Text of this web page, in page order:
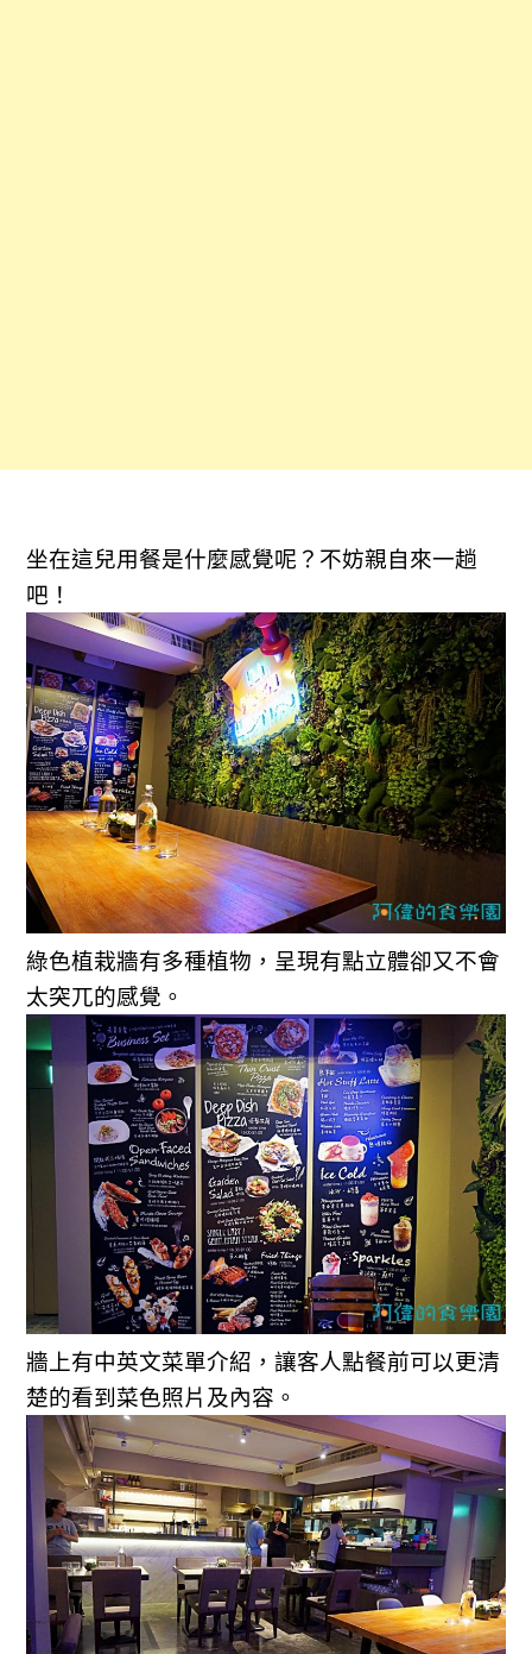
坐在這兒用餐是什麼感覺呢？不妨親自來一趟
吧！
綠色植栽牆有多種植物，呈現有點立體卻又不會
太突兀的感覺。
牆上有中英文菜單介紹，讓客人點餐前可以更清
楚的看到菜色照片及內容。